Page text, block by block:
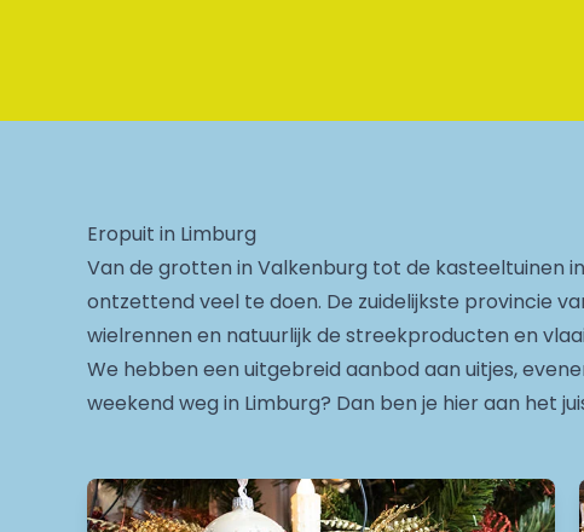
Eropuit in Limburg
Van de grotten in Valkenburg tot de kasteeltuinen
ontzettend veel te doen. De zuidelijkste provincie
wielrennen en natuurlijk de streekproducten en
We hebben een uitgebreid aanbod aan uitjes,
weekend weg in Limburg? Dan ben je hier aan het